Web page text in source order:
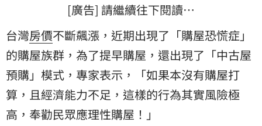
[廣告] 請繼續往下閱讀…
台灣房價不斷飆漲，近期出現了「購屋恐慌症」
的購屋族群，為了提早購屋，還出現了「中古屋
預購」模式，專家表示，「如果本沒有購屋打
算，且經濟能力不足，這樣的行為其實風險極
高，奉勸民眾應理性購屋！」